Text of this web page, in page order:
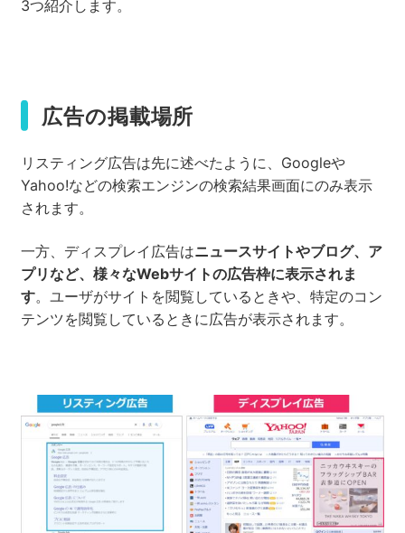
3つ紹介します。
広告の掲載場所
リスティング広告は先に述べたように、Googleや
Yahoo!などの検索エンジンの検索結果画面にのみ表示
されます。
一方、ディスプレイ広告はニュースサイトやブログ、ア
プリなど、様々なWebサイトの広告枠に表示されま
す。ユーザがサイトを閲覧しているときや、特定のコン
テンツを閲覧しているときに広告が表示されます。